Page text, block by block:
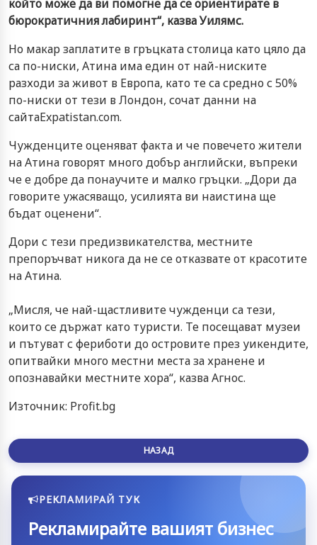
който може да ви помогне да се ориентирате в
бюрократичния лабиринт“, казва Уилямс.
Но макар заплатите в гръцката столица като цяло да
са по-ниски, Атина има един от най-ниските
разходи за живот в Европа, като те са средно с 50%
по-ниски от тези в Лондон, сочат данни на
сайтаExpatistan.com.
Чужденците оценяват факта и че повечето жители
на Атина говорят много добър английски, въпреки
че е добре да понаучите и малко гръцки. „Дори да
говорите ужасяващо, усилията ви наистина ще
бъдат оценени“.
Дори с тези предизвикателства, местните
препоръчват никога да не се отказвате от красотите
на Атина.
„Мисля, че най-щастливите чужденци са тези,
които се държат като туристи. Те посещават музеи
и пътуват с фериботи до островите през уикендите,
опитвайки много местни места за хранене и
опознавайки местните хора“, казва Агнос.
Източник: Profit.bg
НАЗАД
РЕКЛАМИРАЙ ТУК
Рекламирайте вашият бизнес